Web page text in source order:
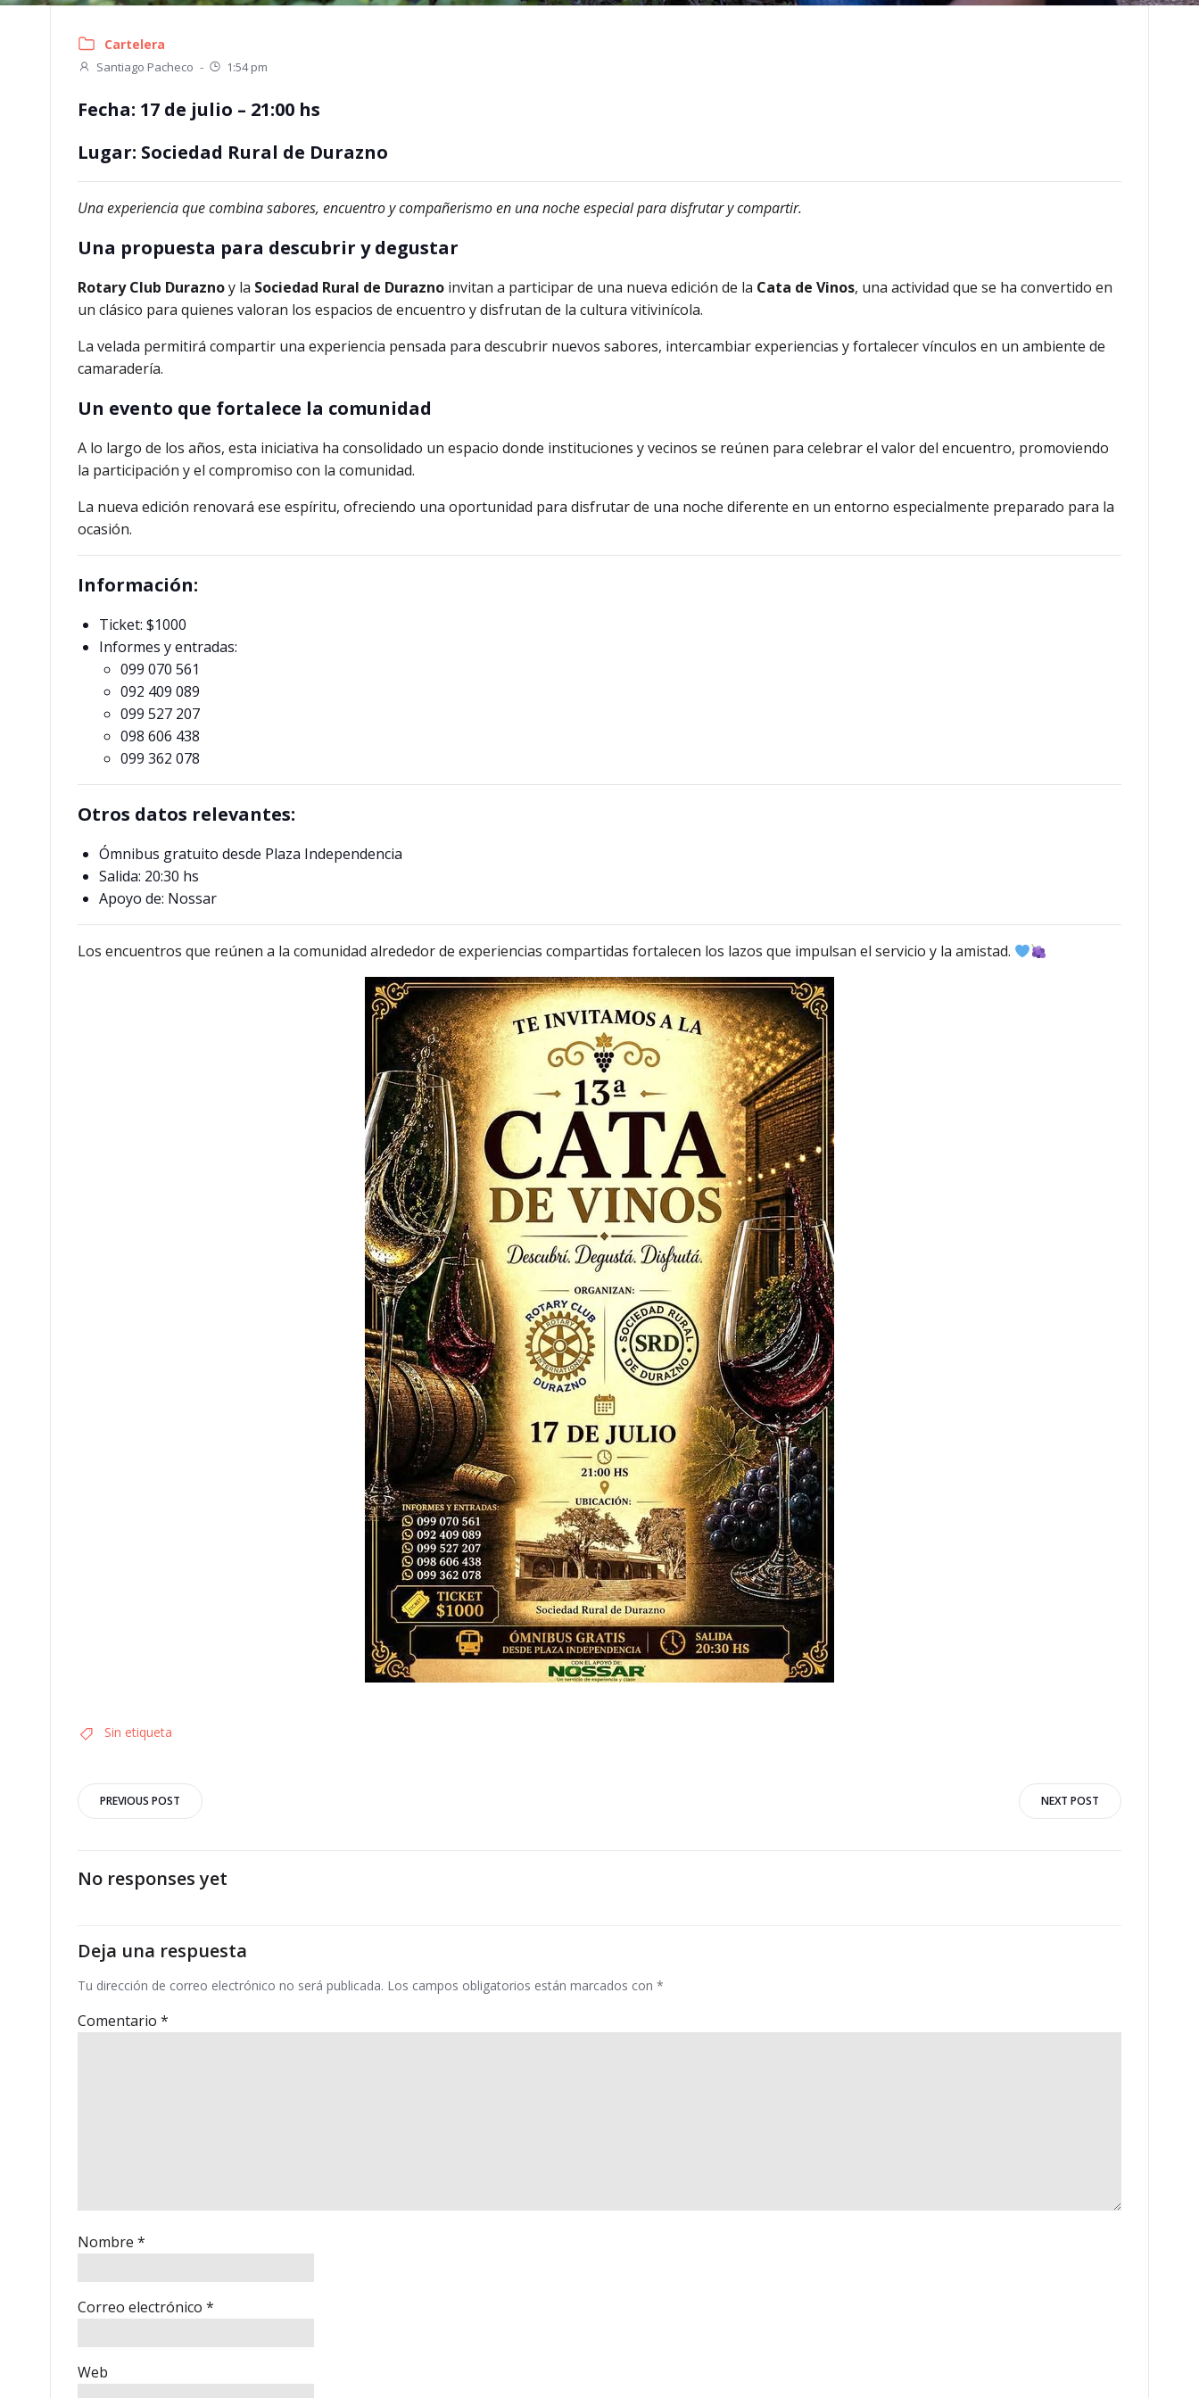
Cartelera
Santiago Pacheco - 1:54 pm
Fecha: 17 de julio – 21:00 hs
Lugar: Sociedad Rural de Durazno
Una experiencia que combina sabores, encuentro y compañerismo en una noche especial para disfrutar y compartir.
Una propuesta para descubrir y degustar
Rotary Club Duraznoy la Sociedad Rural de Durazno invitan a participar de una nueva edición de la Cata de Vinos, una actividad que se ha convertido en
un clásico para quienes valoran los espacios de encuentro y disfrutan de la cultura vitivinícola.
La velada permitirá compartir una experiencia pensada para descubrir nuevos sabores, intercambiar experiencias y fortalecer vínculos en un ambiente de
camaradería.
Un evento que fortalece la comunidad
A lo largo de los años, esta iniciativa ha consolidado un espacio donde instituciones y vecinos se reúnen para celebrar el valor del encuentro, promoviendo
la participación y el compromiso con la comunidad.
La nueva edición renovará ese espíritu, ofreciendo una oportunidad para disfrutar de una noche diferente en un entorno especialmente preparado para la
ocasión.
Información:
Ticket: $1000
Informes y entradas:
099 070 561
092 409 089
099 527 207
098 606 438
099 362 078
Otros datos relevantes:
Ómnibus gratuito desde Plaza Independencia
Salida: 20:30 hs
Apoyo de: Nossar
Los encuentros que reúnen a la comunidad alrededor de experiencias compartidas fortalecen los lazos que impulsan el servicio y la amistad.
Sin etiqueta
Navegación
por
las
entradas
PREVIOUS POST
por
NEXT POST
No responses yet
Deja una respuesta
Tu dirección de correo electrónico no será publicada. Los campos obligatorios están marcados con *
Comentario *
Nombre *
Correo electrónico *
Web